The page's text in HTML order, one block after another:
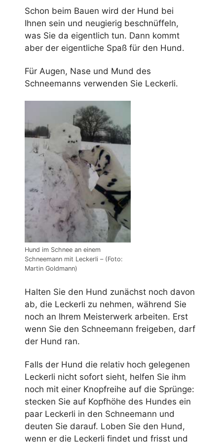
Schon beim Bauen wird der Hund bei
Ihnen sein und neugierig beschnüffeln,
was Sie da eigentlich tun. Dann kommt
aber der eigentliche Spaß für den Hund.
Für Augen, Nase und Mund des
Schneemanns verwenden Sie Leckerli.
Hund im Schnee an einem
Schneemann mit Leckerli – (Foto:
Martin Goldmann)
Halten Sie den Hund zunächst noch davon
ab, die Leckerli zu nehmen, während Sie
noch an Ihrem Meisterwerk arbeiten. Erst
wenn Sie den Schneemann freigeben, darf
der Hund ran.
Falls der Hund die relativ hoch gelegenen
Leckerli nicht sofort sieht, helfen Sie ihm
noch mit einer Knopfreihe auf die Sprünge:
stecken Sie auf Kopfhöhe des Hundes ein
paar Leckerli in den Schneemann und
deuten Sie darauf. Loben Sie den Hund,
wenn er die Leckerli findet und frisst und